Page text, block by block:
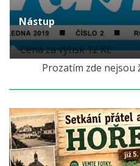
Nástup
Cena za výtisk 12 Kč
Prozatím zde nejsou